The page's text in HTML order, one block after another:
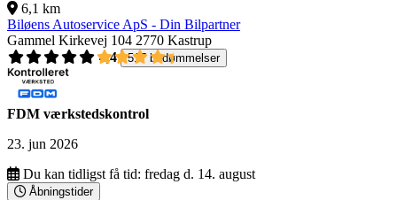
6,1 km
Biløens Autoservice ApS - Din Bilpartner
Gammel Kirkevej 104 2770 Kastrup
4,4
517 bedømmelser
FDM værkstedskontrol
23. jun 2026
Du kan tidligst få tid: fredag d. 14. august
Åbningstider